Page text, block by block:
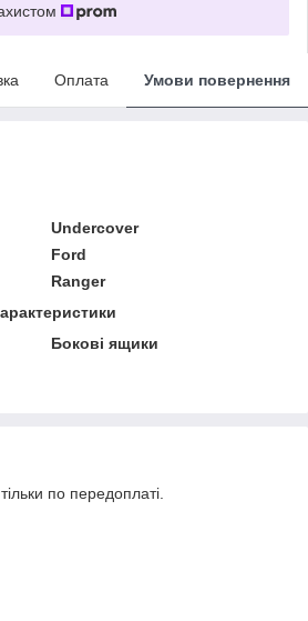
Оплата Умови повернення
Undercover
Ford
Ranger
Бокові ящики
по передоплаті.